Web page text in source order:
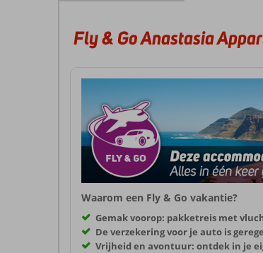
Fly & Go Anastasia
Waarom een Fly & Go vakantie?
Gemak voorop: pakketreis met
De verzekering voor je auto is
Vrijheid en avontuur: ontdek in je